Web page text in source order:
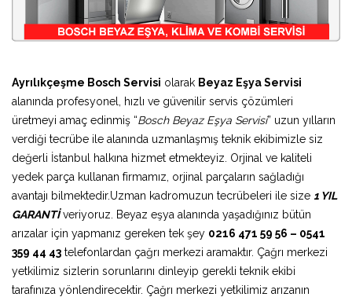
Ayrılıkçeşme Bosch Servisi olarak Beyaz Eşya Servisi
alanında profesyonel, hızlı ve güvenilir servis çözümleri
üretmeyi amaç edinmiş “Bosch Beyaz Eşya Servisi” uzun yılların
verdiği tecrübe ile alanında uzmanlaşmış teknik ekibimizle siz
değerli İstanbul halkına hizmet etmekteyiz. Orjinal ve kaliteli
yedek parça kullanan firmamız, orjinal parçaların sağladığı
avantajı bilmektedir.Uzman kadromuzun tecrübeleri ile size 1 YIL
GARANTİveriyoruz. Beyaz eşya alanında yaşadığınız bütün
arızalar için yapmanız gereken tek şey 0216 471 59 56 – 0541
359 44 43 telefonlardan çağrı merkezi aramaktır. Çağrı merkezi
yetkilimiz sizlerin sorunlarını dinleyip gerekli teknik ekibi
tarafınıza yönlendirecektir. Çağrı merkezi yetkilimiz arızanın